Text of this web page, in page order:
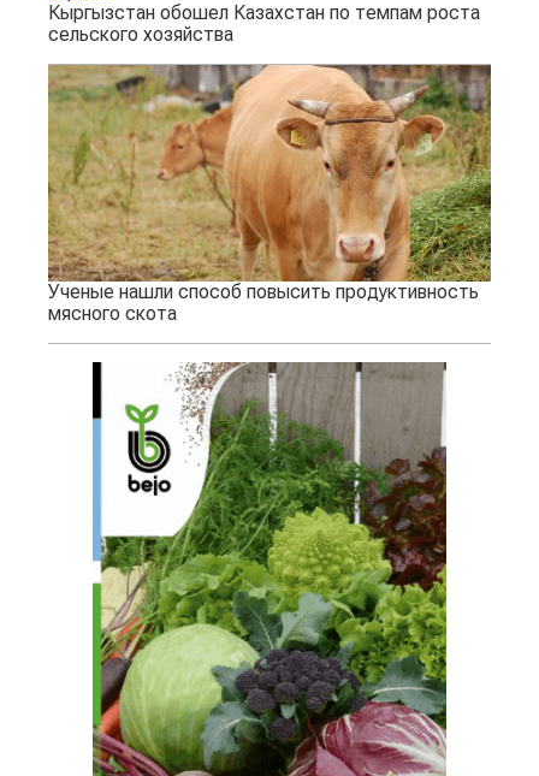
Кыргызстан обошел Казахстан по темпам роста
сельского хозяйства
Ученые нашли способ повысить продуктивность
мясного скота